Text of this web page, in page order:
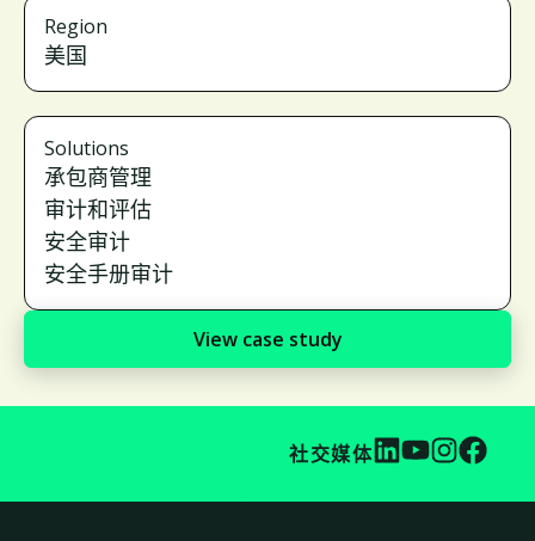
Region
美国
Solutions
承包商管理
审计和评估
安全审计
安全手册审计
View case study
社交媒体